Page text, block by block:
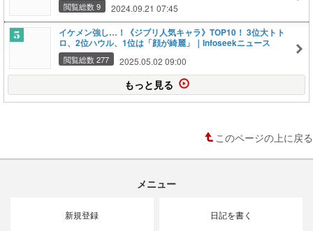
閲覧総数 9 2024.09.21 07:45
イケメン強し…！《ジブリ人気キャラ》TOP10！ 3位大トト
ロ、2位ハウル、1位は「顔が綺麗」｜Infoseekニュース
閲覧総数 277 2025.05.02 09:00
もっと見る
このページの上に戻る
メニュー
新規登録 日記を書く